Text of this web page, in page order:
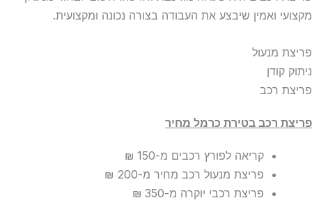
מקצועי ואמין שיבצע את העבודה בצורה נכונה ומקצועית.
פריצת מנעול
ניתוק קודן
פריצת רכב
פריצת רכב בטירת כרמל מחיר
קריאה לפורץ רכבים מ-150 ₪
פריצת מנעול רכב מחיר מ-200 ₪
פריצת רכבי יוקרה מ-350 ₪